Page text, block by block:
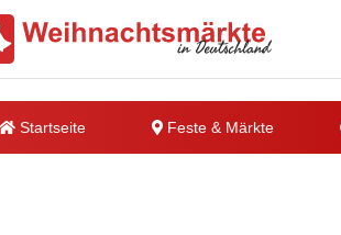
Startseite Feste & Märkte